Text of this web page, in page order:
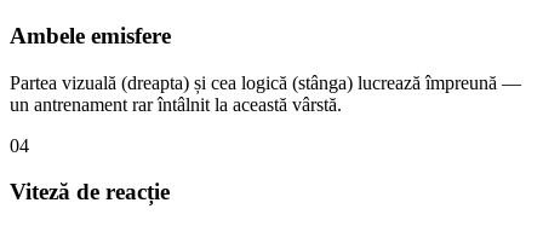
Ambele emisfere
Partea vizuală (dreapta) și cea logică (stânga) lucrează împreună —
un antrenament rar întâlnit la această vârstă.
04
Viteză de reacție